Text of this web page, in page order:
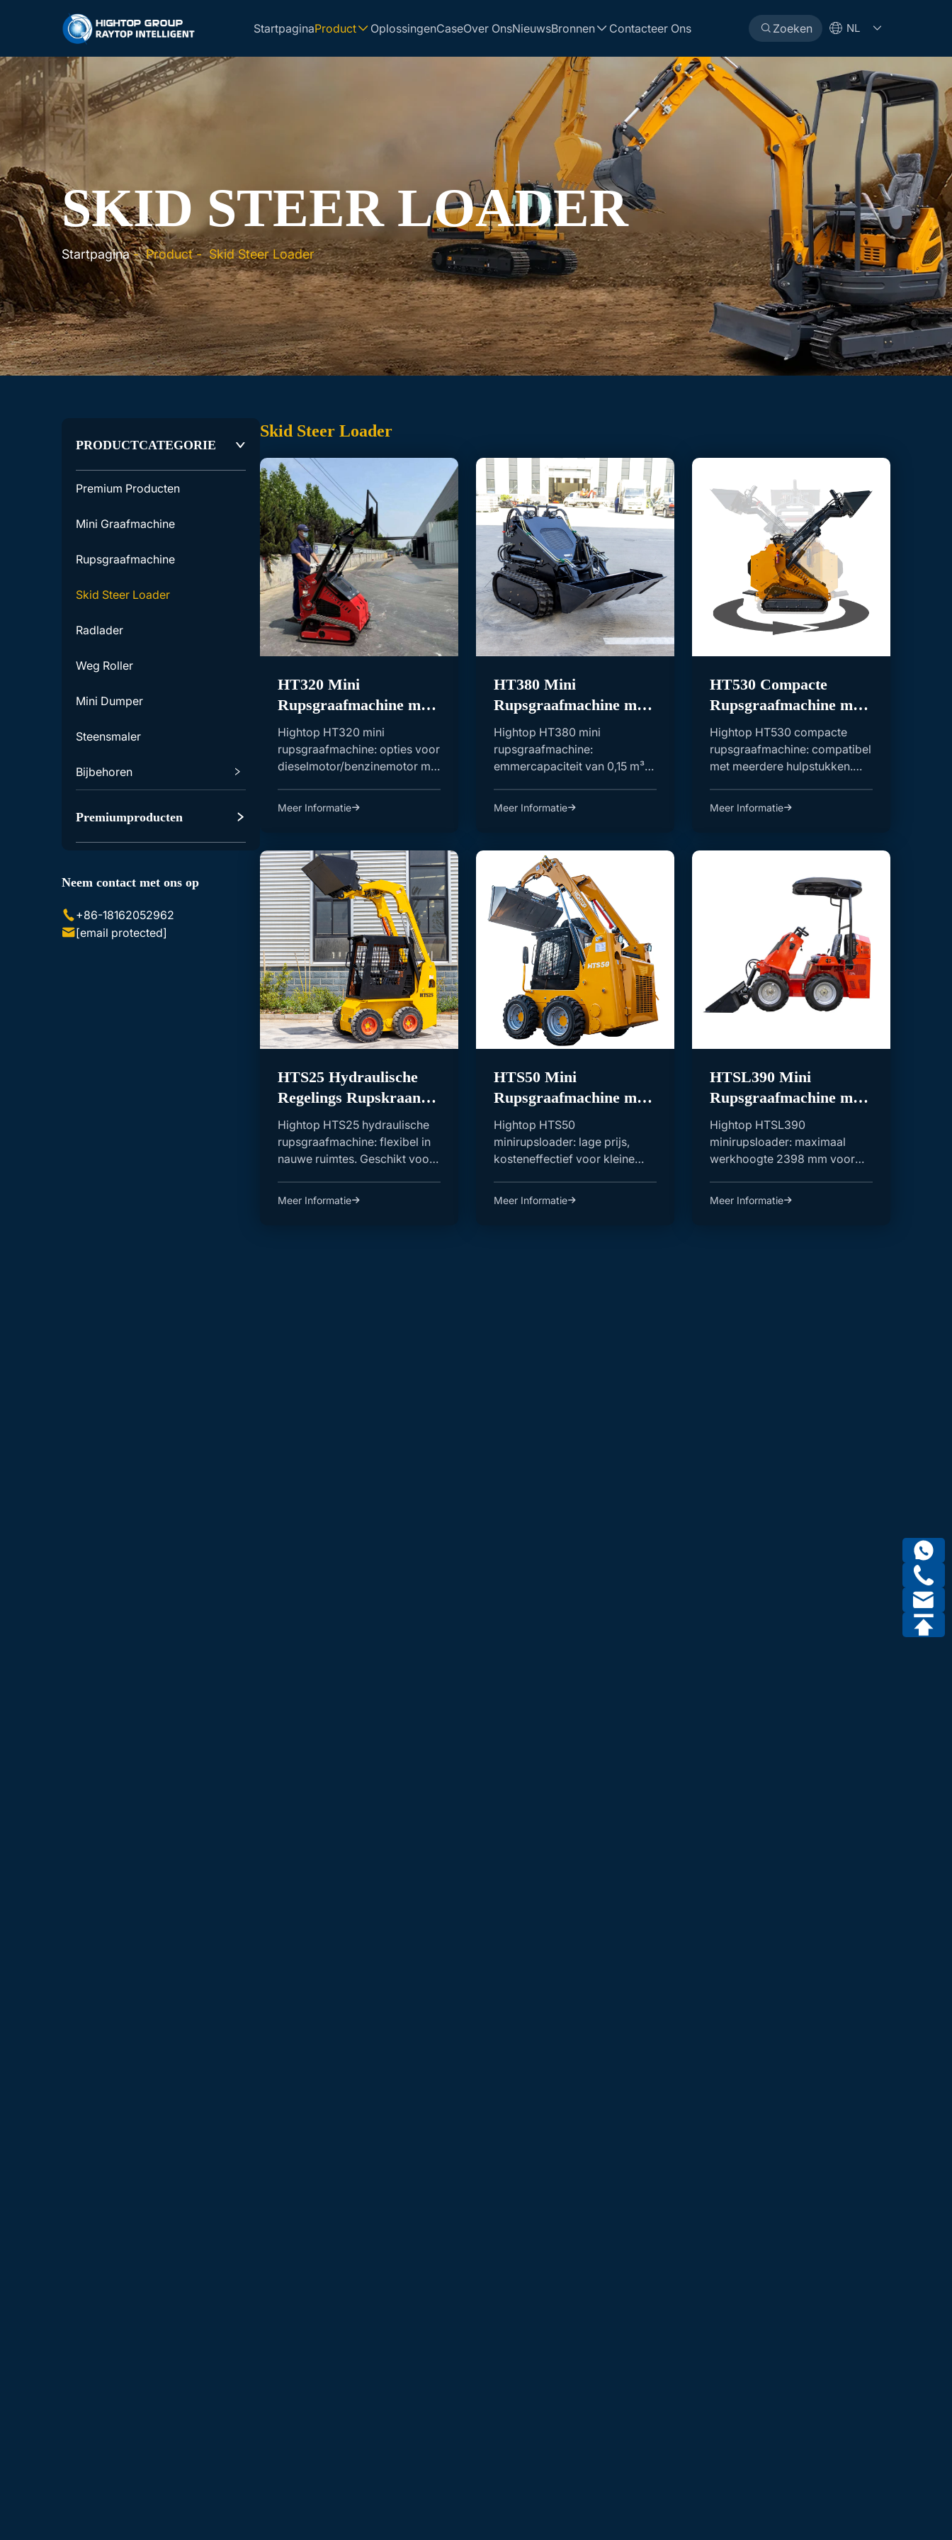
StartpaginaProduct OplossingenCaseOver OnsNieuwsBronnen Contacteer Ons Zoeken NL
SKID STEER LOADER
Startpagina-Product-Skid Steer Loader
PRODUCTCATEGORIE
Premium Producten
Mini Graafmachine
Rupsgraafmachine
Skid Steer Loader
Radlader
Weg Roller
Mini Dumper
Steensmaler
Bijbehoren
Skid Steer Lader Accessoires
Premiumproducten
Neem contact met ons op
+86-18162052962
[email protected]
Skid Steer Loader
HT320 Mini
Rupsgraafmachine met
Dieselmotor en Benzine
Motor met Bak
Hightop HT320 mini
rupsgraafmachine: opties voor
dieselmotor/benzinemotor met
Meer Informatie
HT380 Mini
Rupsgraafmachine met
0,15m3 Bakcapaciteit
Hightop HT380 mini
rupsgraafmachine:
emmercapaciteit van 0,15 m³
voo...
Meer Informatie
HT530 Compacte
Rupsgraafmachine met
Uitrustingsstuk
Hightop HT530 compacte
rupsgraafmachine: compatibel
met meerdere hulpstukken.
Meer Informatie
HTS25 Hydraulische
Regelings Rupskraan
Rupsgraafmachine
Hightop HTS25 hydraulische
rupsgraafmachine: flexibel in
nauwe ruimtes. Geschikt voor
Meer Informatie
HTS50 Mini
Rupsgraafmachine met
Lage Prijs
Hightop HTS50
minirupsloader: lage prijs,
kosteneffectief voor kleine
Meer Informatie
HTSL390 Mini
Rupsgraafmachine met
Maximale Werkhoogte
2398mm
Hightop HTSL390
minirupsloader: maximaal
werkhoogte 2398 mm voor
Geschik...
Meer Informatie